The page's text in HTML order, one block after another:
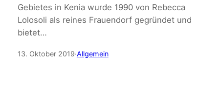
Gebietes in Kenia wurde 1990 von Rebecca
Lolosoli als reines Frauendorf gegründet und
bietet…
13. Oktober 2019·Allgemein